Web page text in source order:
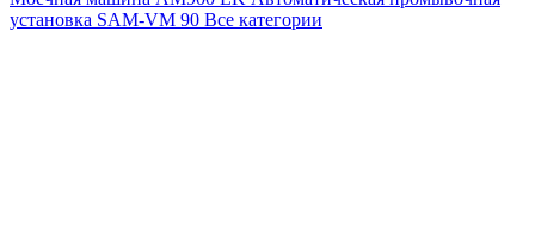
установка SAM-VM 90 Все категории